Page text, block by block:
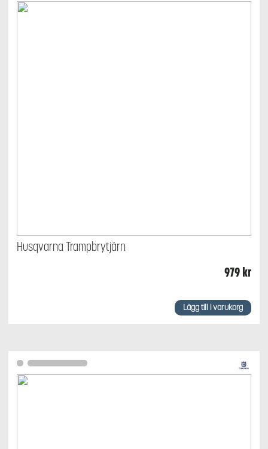
Husqvarna Trampbrytjärn
979kr
Lägg till i varukorg